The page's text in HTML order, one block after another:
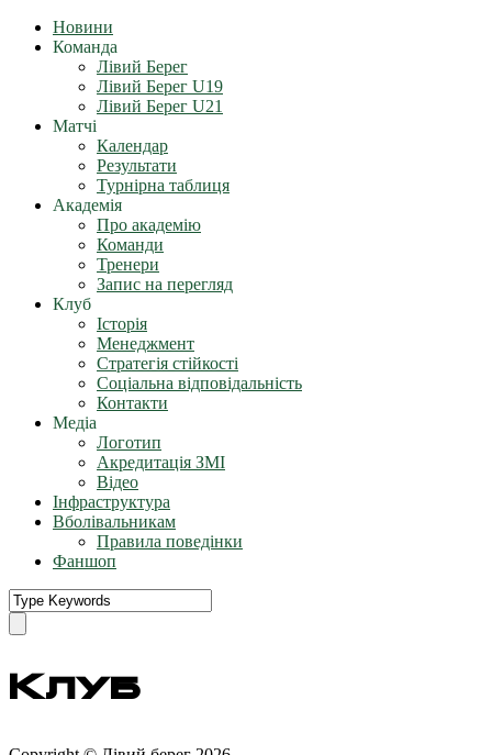
Новини
Команда
Лівий Берег
Лівий Берег U19
Лівий Берег U21
Матчі
Календар
Результати
Турнірна таблиця
Академія
Про академію
Команди
Тренери
Запис на перегляд
Клуб
Історія
Менеджмент
Стратегія стійкості
Соціальна відповідальність
Контакти
Медіа
Логотип
Акредитація ЗМІ
Відео
Інфраструктура
Вболівальникам
Правила поведінки
Фаншоп
Клуб